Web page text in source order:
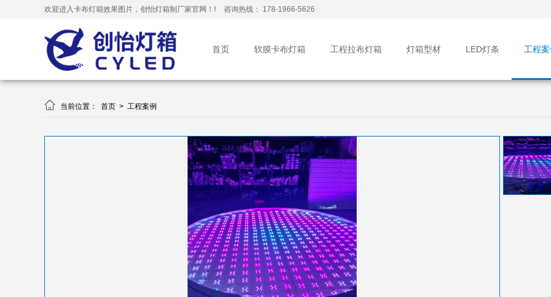
欢迎进入卡布灯箱效果图片，创怡灯箱制厂家官网！! 咨询热线： 178-1966-5626
首页 软膜卡布灯箱 工程拉布灯箱 灯箱型材 LED灯条 工程
 当前位置： 首页 > 工程案例